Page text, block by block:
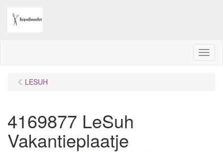
M
e
LESUH
4169877 LeSuh
Vakantieplaatje